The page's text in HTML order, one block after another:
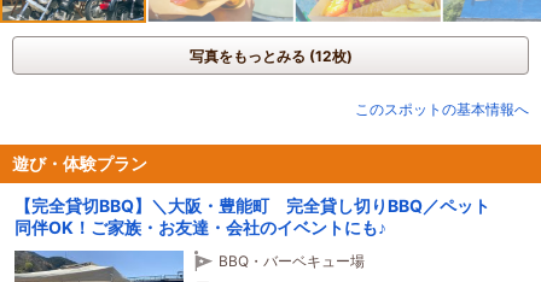
写真をもっとみる (12枚)
このスポットの基本情報へ
遊び・体験プラン
【完全貸切BBQ】＼大阪・豊能町 完全貸し切りBBQ／ペット
同伴OK！ご家族・お友達・会社のイベントにも♪
BBQ・バーベキュー場